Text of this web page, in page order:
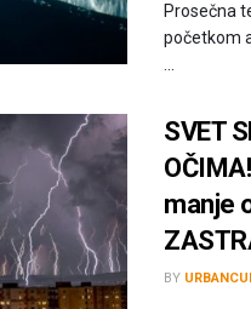
Prosečna
početkom
SVET
manje
BY